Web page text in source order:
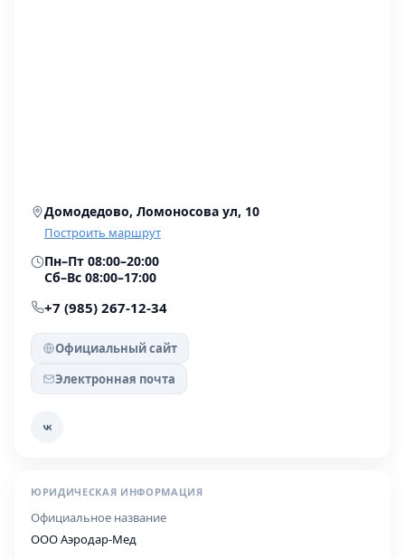
Домодедово, Ломоносова ул, 10
Построить маршрут
Пн–Пт 08:00–20:00
Сб–Вс 08:00–17:00
+7 (985) 267-12-34
Официальный сайт
Электронная почта
ЮРИДИЧЕСКАЯ ИНФОРМАЦИЯ
Официальное название
ООО Аэродар-Мед